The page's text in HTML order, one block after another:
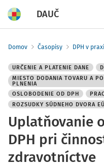
DAUČ
Domov Časopisy DPH v praxi
URČENIE A PLATENIE DANE
MIESTO DODANIA TOVARU A
PLNENIA
OSLOBODENIE OD DPH
ROZSUDKY SÚDNEHO DVORA EÚ
Uplatňovanie
DPH pri
zdravotníctve